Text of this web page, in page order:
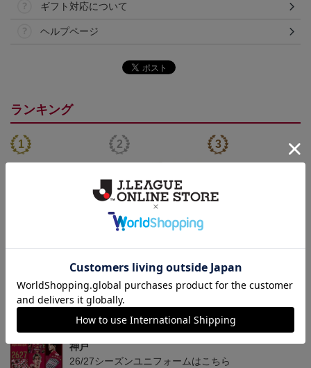
ギフト対応について
ヘルプページ
ランキング
26/27_【オーセン】ユニ
【SEIKO｜VISSEL KOB
E】 30th Anniversary Mod
el
26/27_【オーセン】ユニ
フォーム長袖（1st）
39,400円
神戸
26/27シーズンユニフォームはこちら